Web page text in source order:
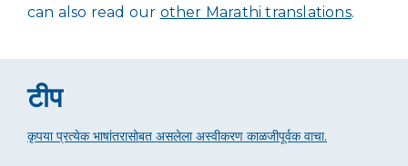
can also read our other Marathi translations.
टीप
कृपया प्रत्येक भाषांतरासोबत असलेला अस्वीकरण काळजीपूर्वक वाचा.